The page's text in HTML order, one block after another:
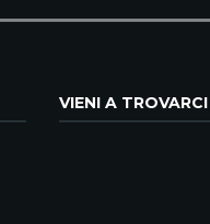
VIENI A TROVARCI